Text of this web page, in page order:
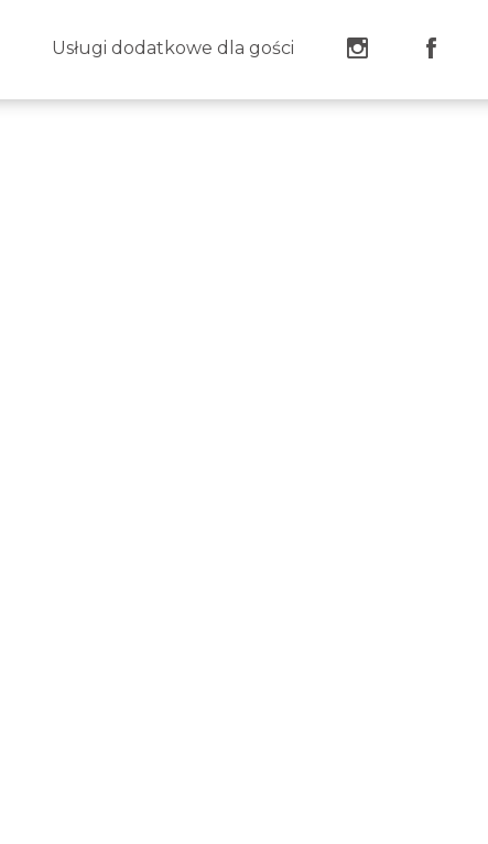
Usługi dodatkowe dla gości